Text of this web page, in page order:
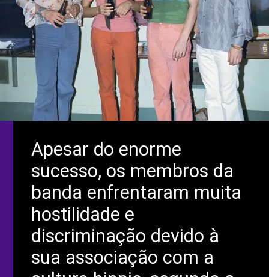
Apesar do enorme
sucesso, os membros da
banda enfrentaram muita
hostilidade e
discriminação devido à
sua associação com a